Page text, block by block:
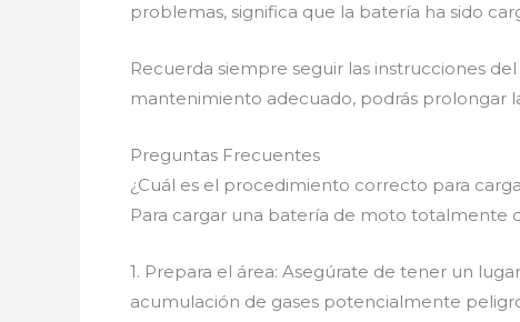
problemas, significa que la batería ha sido
Recuerda siempre seguir las instrucciones
mantenimiento adecuado, podrás prolongar
Preguntas Frecuentes
¿Cuál es el procedimiento correcto para
Para cargar una batería de moto totalmente
1. Prepara el área: Asegúrate de tener un
acumulación de gases potencialmente